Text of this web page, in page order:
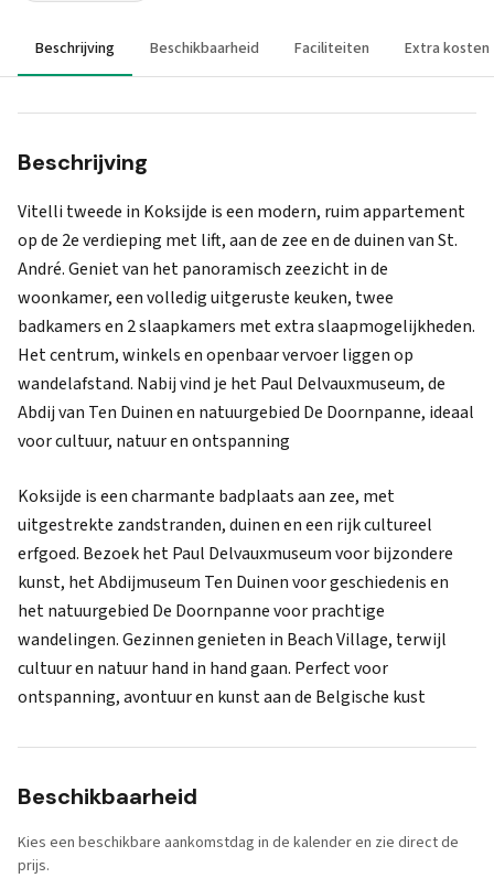
Beschrijving Beschikbaarheid Faciliteiten Extra kosten
Beschrijving
Vitelli tweede in Koksijde is een modern, ruim appartement
op de 2e verdieping met lift, aan de zee en de duinen van St.
André. Geniet van het panoramisch zeezicht in de
woonkamer, een volledig uitgeruste keuken, twee
badkamers en 2 slaapkamers met extra slaapmogelijkheden.
Het centrum, winkels en openbaar vervoer liggen op
wandelafstand. Nabij vind je het Paul Delvauxmuseum, de
Abdij van Ten Duinen en natuurgebied De Doornpanne, ideaal
voor cultuur, natuur en ontspanning
Koksijde is een charmante badplaats aan zee, met
uitgestrekte zandstranden, duinen en een rijk cultureel
erfgoed. Bezoek het Paul Delvauxmuseum voor bijzondere
kunst, het Abdijmuseum Ten Duinen voor geschiedenis en
het natuurgebied De Doornpanne voor prachtige
wandelingen. Gezinnen genieten in Beach Village, terwijl
cultuur en natuur hand in hand gaan. Perfect voor
ontspanning, avontuur en kunst aan de Belgische kust
Beschikbaarheid
Kies een beschikbare aankomstdag in de kalender en zie direct de
prijs.